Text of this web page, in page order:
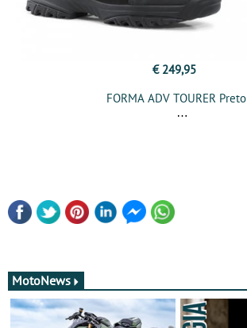
€ 249,95
FORMA ADV TOURER Preto
MotoNews